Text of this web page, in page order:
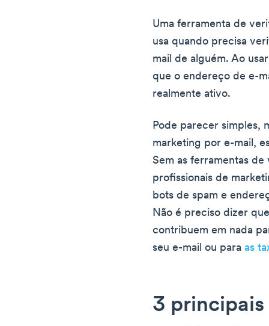
Uma ferramenta de
usa quando precisa
mail de alguém. Ao
que o endereço de e-
realmente ativo.
Pode parecer simples,
marketing por e-mail,
Sem as ferramentas
profissionais de
bots de spam e
Não é preciso dizer
contribuem em nada
seu e-mail ou paraas
3